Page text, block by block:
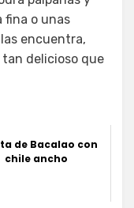
fina o unas
encuentra,
tan delicioso que
de Bacalao con
chile ancho